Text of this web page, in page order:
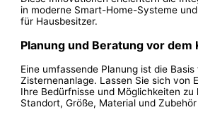
in moderne Smart-Home-Systeme
für Hausbesitzer.
Planung und Beratung vor dem
Eine umfassende Planung ist die
Zisternenanlage. Lassen Sie sich von
Ihre Bedürfnisse und Möglichkeiten zu
Standort, Größe, Material und